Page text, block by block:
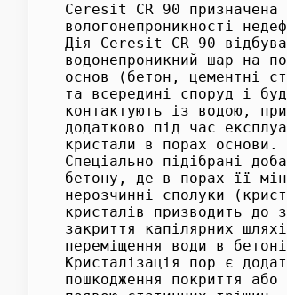
Ceresit CR 90 призначена
вологонепроникності
Дія Ceresit CR 90
водонепроникний шар на
основ (бетон, цементні
та всередині споруд і
контактують із водою,
додатково під час
кристали в порах основи.
Спеціально підібрані
бетону, де в порах її
нерозчинні сполуки
кристалів призводить до
закриття капілярних
переміщення води в
Кристалізація пор є
пошкодження покриття